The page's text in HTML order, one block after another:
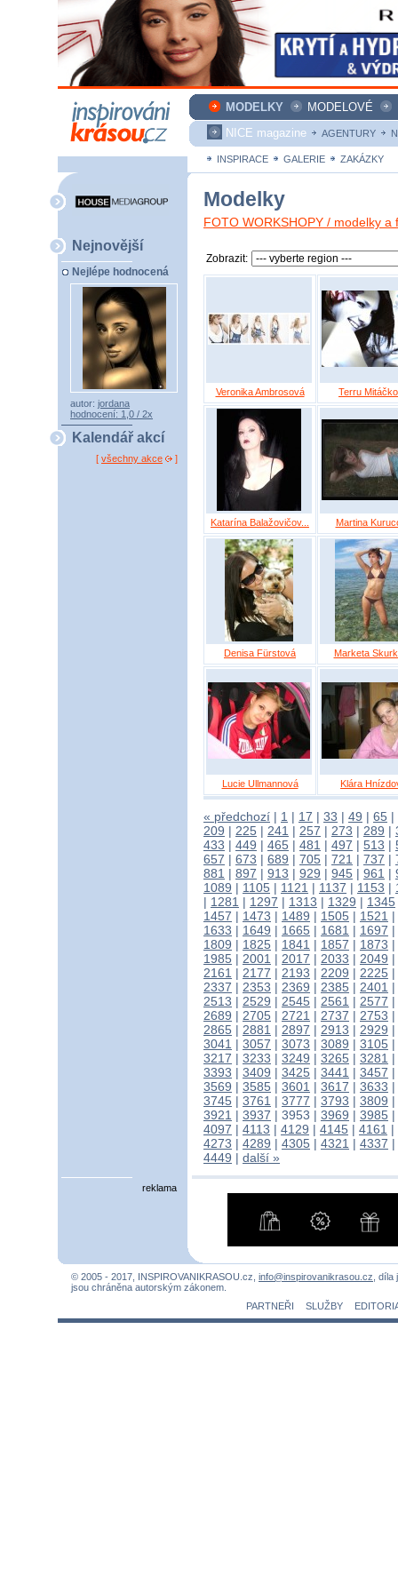
MODELKY MODELOVÉ
NICE magazine
AGENTURY
INSPIRACE GALERIE ZAKÁZKY
Nejnovější
Nejlépe hodnocená
autor: jordana
hodnocení: 1,0 / 2x
Kalendář akcí
[ všechny akce ]
Modelky
FOTO WORKSHOPY / modelky
Zobrazit:
Veronika Ambrosová Terru
Katarína Balažovičov... Martina
Denisa Fürstová Marketa
Lucie Ullmannová Klára
« předchozí | 1 | 17 | 33 | 49 | 65 |
209 | 225 | 241 | 257 | 273 | 289 |
433 | 449 | 465 | 481 | 497 | 513 |
657 | 673 | 689 | 705 | 721 | 737 |
881 | 897 | 913 | 929 | 945 | 961 |
1089 | 1105 | 1121 | 1137 | 1153 |
| 1281 | 1297 | 1313 | 1329 | 1345
1457 | 1473 | 1489 | 1505 | 1521 |
1633 | 1649 | 1665 | 1681 | 1697 |
1809 | 1825 | 1841 | 1857 | 1873 |
1985 | 2001 | 2017 | 2033 | 2049 |
2161 | 2177 | 2193 | 2209 | 2225 |
2337 | 2353 | 2369 | 2385 | 2401 |
2513 | 2529 | 2545 | 2561 | 2577 |
2689 | 2705 | 2721 | 2737 | 2753 |
2865 | 2881 | 2897 | 2913 | 2929 |
3041 | 3057 | 3073 | 3089 | 3105 |
3217 | 3233 | 3249 | 3265 | 3281 |
3393 | 3409 | 3425 | 3441 | 3457 |
3569 | 3585 | 3601 | 3617 | 3633 |
3745 | 3761 | 3777 | 3793 | 3809 |
3921 | 3937 | 3953 | 3969 | 3985 |
4097 | 4113 | 4129 | 4145 | 4161 |
4273 | 4289 | 4305 | 4321 | 4337 |
4449 | další »
reklama
© 2005 - 2017, INSPIROVANIKRASOU.cz, info@inspirovanikrasou.cz, díla
jsou chráněna autorským zákonem.
PARTNEŘI
SLUŽBY